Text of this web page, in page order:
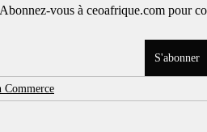
Abonnez-vous à ceoafrique.com pour
S'abonner